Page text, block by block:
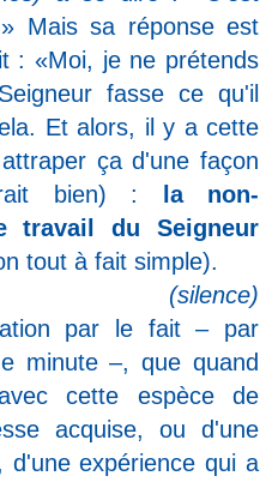
Mais sa réponse est
: «Moi, je ne prétends
fasse ce qu'il
Et alors, il y a cette
ça d'une façon
bien) :
la non-
travail du Seigneur
tout à fait simple).
(silence)
par le fait – par
minute –, que quand
cette espèce de
acquise, ou d'une
d'une expérience qui a